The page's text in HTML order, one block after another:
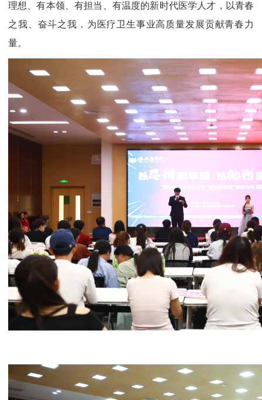
理想、有本领、有担当、有温度的新时代医学人才，以青春
之我、奋斗之我，为医疗卫生事业高质量发展贡献青春力
量。